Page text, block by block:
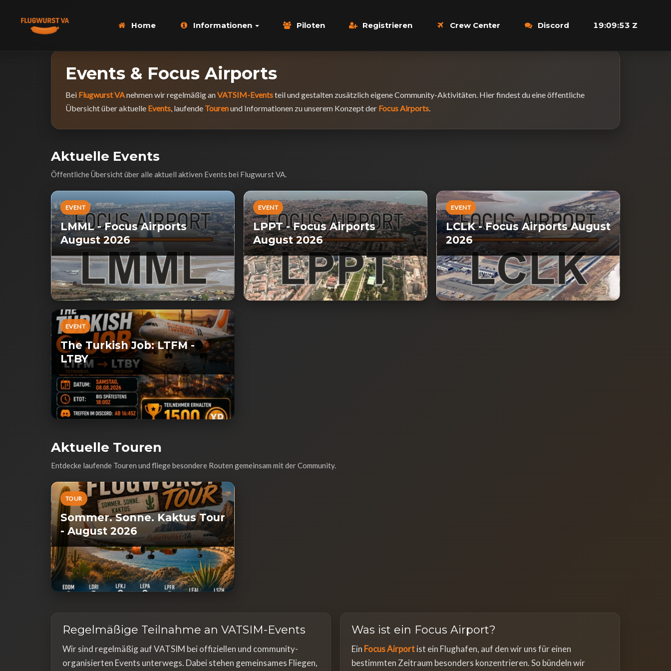
Home Informationen Piloten Registrieren Crew Center Discord 19:09:54 Z
Events & Focus Airports
Bei Flugwurst VAnehmen wir regelmäßig anVATSIM-Eventsteil und gestalten zusätzlich eigene Community-Aktivitäten. Hier findest du eine öffentliche
Übersicht über aktuelle Events, laufende Tourenund Informationen zu unserem Konzept der Focus Airports.
Aktuelle Events
Öffentliche Übersicht über alle aktuell aktiven Events bei Flugwurst VA.
EVENT
LMML - Focus Airports
August 2026
EVENT
LPPT - Focus Airports
August 2026
EVENT
LCLK - Focus Airports August
2026
EVENT
The Turkish Job: LTFM -
LTBY
Aktuelle Touren
Entdecke laufende Touren und fliege besondere Routen gemeinsam mit der Community.
TOUR
Sommer. Sonne. Kaktus Tour
- August 2026
Regelmäßige Teilnahme an VATSIM-Events
Wir sind regelmäßig auf VATSIM bei offiziellen und community-
organisierten Events unterwegs. Dabei stehen gemeinsames Fliegen,
Was ist ein Focus Airport?
Ein Focus Airportist ein Flughafen, auf den wir uns für einen
bestimmten Zeitraum besonders konzentrieren. So bündeln wir